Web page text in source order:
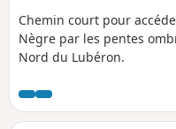
Chemin court pour
Nègre par les pentes
Nord du Lubéron.